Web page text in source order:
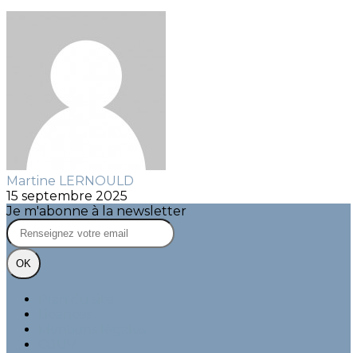
Martine LERNOULD
15 septembre 2025
Je m'abonne à la newsletter
OK